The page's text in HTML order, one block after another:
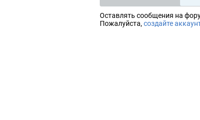
Оставлять сообщения на
Пожалуйста, создайте